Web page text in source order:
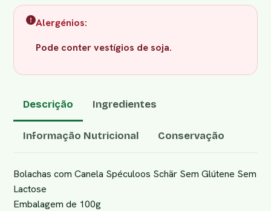
Alergénios:
Pode conter vestígios desoja.
Descrição Ingredientes
Informação Nutricional Conservação
Bolachas com Canela Spéculoos Schär Sem Glútene Sem
Lactose
Embalagem de 100g